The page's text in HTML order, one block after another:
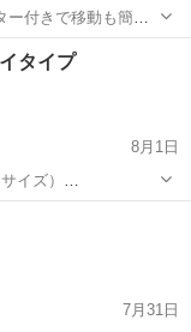
ー付きで移動も簡単
んでおけます。 ベッ
ベッド
タイプ
8月1日
イズ）
ります。 また、
7月31日